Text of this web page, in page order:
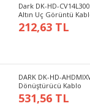
Dark DK-HD-
Altın Uç Görüntü
212,63 TL
DARK DK-HD-
Dönüştürücü Kablo
531,56 TL